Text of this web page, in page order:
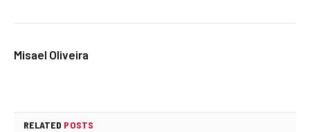
Misael Oliveira
RELATED POSTS